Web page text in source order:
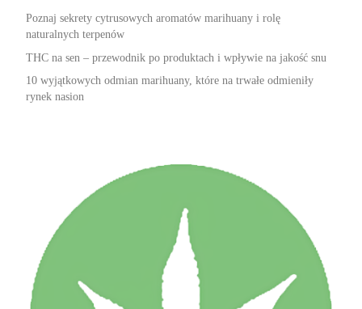
Poznaj sekrety cytrusowych aromatów marihuany i rolę
naturalnych terpenów
THC na sen – przewodnik po produktach i wpływie na jakość snu
10 wyjątkowych odmian marihuany, które na trwałe odmieniły
rynek nasion